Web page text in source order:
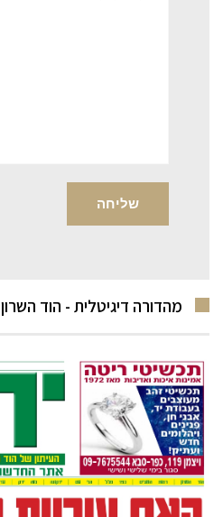
מהדורה דיגיטלית - הוד השרון